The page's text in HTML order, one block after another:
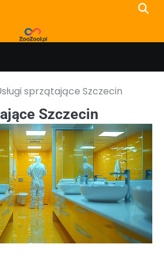
sprzątające Szczecin
Szczecin